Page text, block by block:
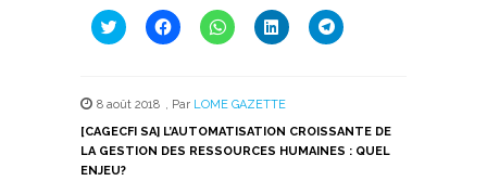
Cliquez
pour
une
nouvelle
fenêtre)
Cliquez
pour
une
nouvelle
fenêtre)
Cliquez
pour
une
nouvelle
fenêtre)
Cliquez
pour
une
nouvelle
fenêtre)
Cliquez
pour
nouvelle
fenêtre)
8 août 2018 , Par LOME GAZETTE
[CAGECFI SA] L’AUTOMATISATION CROISSANTE DE
LA GESTION DES RESSOURCES HUMAINES : QUEL
ENJEU?